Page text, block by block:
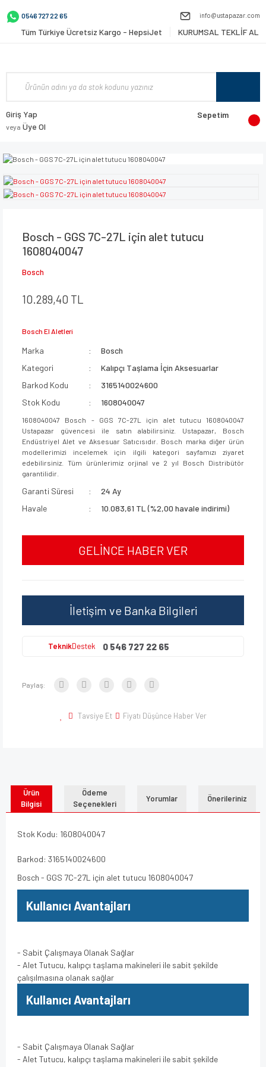
0546 727 22 65 info@ustapazar.com
Tüm Türkiye Ücretsiz Kargo - HepsiJet KURUMSAL TEKLİF AL
Giriş Yap
veya Üye Ol
Sepetim
Bosch - GGS 7C-27L için alet tutucu
1608040047
Bosch
10.289,40 TL
Bosch El Aletleri
Marka
Bosch
Kategori
Kalıpçı Taşlama İçin Aksesuarlar
Barkod Kodu
3165140024600
Stok Kodu
1608040047
1608040047 Bosch - GGS 7C-27L için alet tutucu 1608040047
Ustapazar güvencesi ile satın alabilirsiniz. Ustapazar, Bosch
Endüstriyel Alet ve Aksesuar Satıcısıdır. Bosch marka diğer ürün
modellerimizi incelemek için ilgili kategori sayfamızı ziyaret
edebilirsiniz. Tüm ürünlerimiz orjinal ve 2 yıl Bosch Distribütör
garantilidir.
Garanti Süresi
24 Ay
Havale
10.083,61 TL (%2,00 havale indirimi)
GELİNCE HABER VER
İletişim ve Banka Bilgileri
TeknikDestek 0 546 727 22 65
Paylaş:
Tavsiye Et Fiyatı Düşünce Haber Ver
Ürün
Bilgisi
Ödeme
Seçenekleri
Yorumlar Önerileriniz
Stok Kodu: 1608040047
Barkod: 3165140024600
Bosch - GGS 7C-27L için alet tutucu 1608040047
Kullanıcı Avantajları
- Sabit Çalışmaya Olanak Sağlar
- Alet Tutucu, kalıpçı taşlama makineleri ile sabit şekilde
çalışılmasına olanak sağlar
Kullanıcı Avantajları
- Sabit Çalışmaya Olanak Sağlar
- Alet Tutucu, kalıpçı taşlama makineleri ile sabit şekilde